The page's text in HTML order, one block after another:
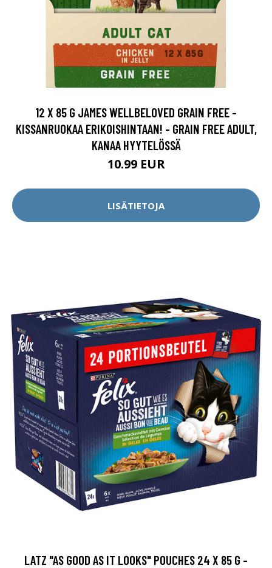
12 X 85 G JAMES WELLBELOVED GRAIN FREE -
KISSANRUOKAA ERIKOISHINTAAN! - GRAIN FREE ADULT,
KANAA HYYTELÖSSÄ
10.99 EUR
LISÄTIETOJA
LATZ "AS GOOD AS IT LOOKS" POUCHES 24 X 85 G -